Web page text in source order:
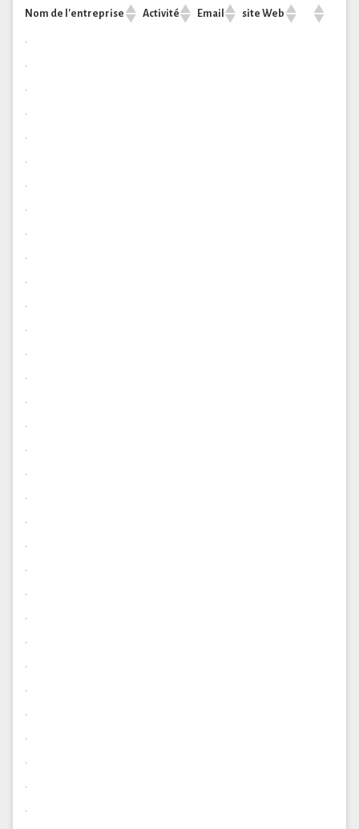
Nom de l'entreprise Activité Email site Web
.
.
.
.
.
.
.
.
.
.
.
.
.
.
.
.
.
.
.
.
.
.
.
.
.
.
.
.
.
.
.
.
.